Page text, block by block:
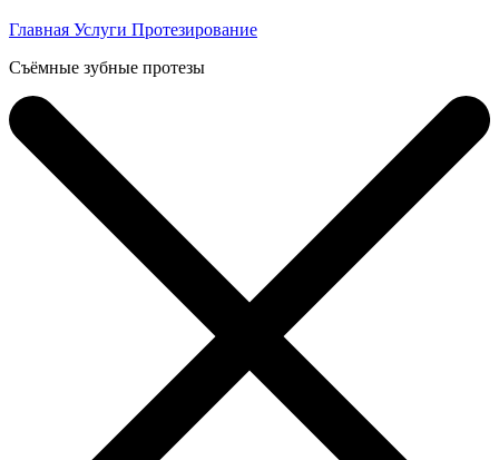
Главная Услуги Протезирование
Съёмные зубные протезы